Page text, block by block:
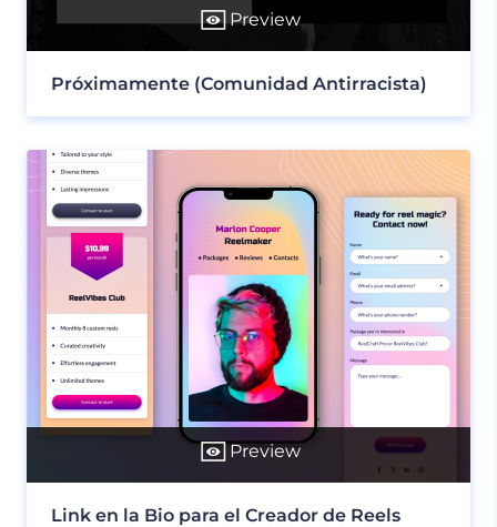
Preview
Próximamente (Comunidad Antirracista)
Preview
Link en la Bio para el Creador de Reels